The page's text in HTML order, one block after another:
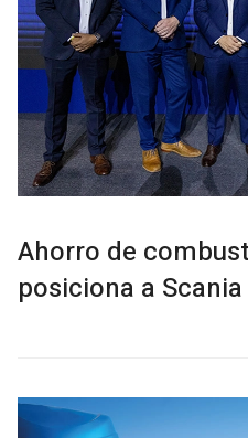
Ahorro de
posiciona a